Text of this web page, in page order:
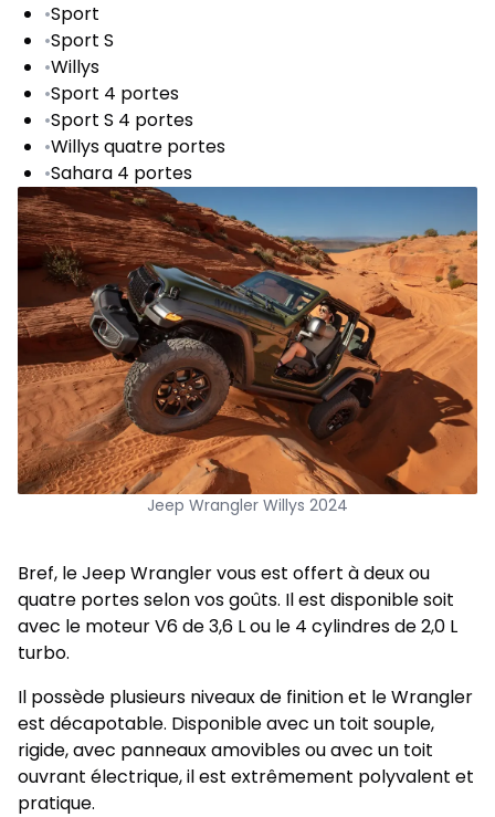
•Sport
•Sport S
•Willys
•Sport 4 portes
•Sport S 4 portes
•Willys quatre portes
•Sahara 4 portes
Jeep Wrangler Willys 2024
Bref, le Jeep Wrangler vous est offert à deux ou
quatre portes selon vos goûts. Il est disponible soit
avec le moteur V6 de 3,6 L ou le 4 cylindres de 2,0 L
turbo.
Il possède plusieurs niveaux de finition et le Wrangler
est décapotable. Disponible avec un toit souple,
rigide, avec panneaux amovibles ou avec un toit
ouvrant électrique, il est extrêmement polyvalent et
pratique.